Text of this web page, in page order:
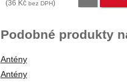
(36 Kč bez DPH)
Podobné produkty
Antény
Antény